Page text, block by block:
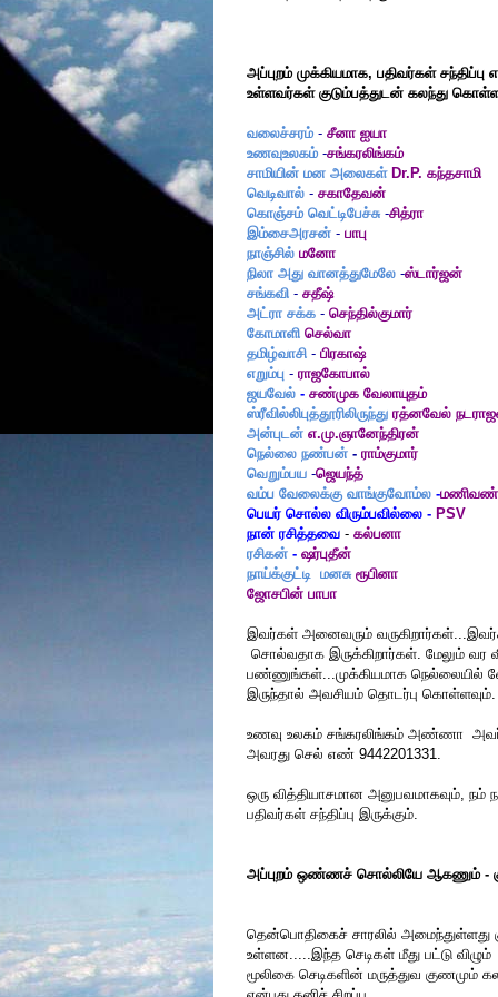
அப்புறம் முக்கியமாக, பதிவர்கள்
உள்ளவர்கள் குடும்பத்துடன் கலந்து
வலைச்சரம் - சீனா ஐயா
உணவுஉலகம் -சங்கரலிங்கம்
சாமியின் மன அலைகள்Dr.P. கந்தசாமி
வெடிவால் - சகாதேவன்
கொஞ்சம் வெட்டிபேச்சு -சித்ரா
இம்சைஅரசன் - பாபு
நாஞ்சில் மனோ
நிலா அது வானத்துமேலே -ஸ்டார்ஜன்
சங்கவி - சதீஷ்
அட்ரா சக்க - செந்தில்குமார்
கோமாளி செல்வா
தமிழ்வாசி - பிரகாஷ்
எறும்பு - ராஜகோபால்
ஜயவேல் - சண்முக வேலாயுதம்
ஸ்ரீவில்லிபுத்தூரிலிருந்து ரத்னவேல்
அன்புடன் எ.மு.ஞானேந்திரன்
நெல்லை நண்பன் - ராம்குமார்
வெறும்பய -ஜெயந்த்
வம்ப வேலைக்கு வாங்குவோம்ல -
பெயர் சொல்ல விரும்பவில்லை - PSV
நான் ரசித்தவை - கல்பனா
ரசிகன் - ஷர்புதீன்
நாய்க்குட்டி மனசு ரூபினா
ஜோசபின் பாபா
இவர்கள் அனைவரும்
சொல்வதாக இருக்கிறார்கள். மேலும் வர
பண்ணுங்கள்...முக்கியமாக நெல்லையில்
இருந்தால் அவசியம் தொடர்பு கொள்ளவும்.
உணவு உலகம் சங்கரலிங்கம் அண்ணா
அவரது செல் எண் 9442201331.
ஒரு வித்தியாசமான அனுபவமாகவும்,
பதிவர்கள் சந்திப்பு இருக்கும்.
அப்புறம் ஒண்ணச் சொல்லியே ஆகணும் -
தென்பொதிகைச் சாரலில் அமைந்துள்ளது
உள்ளன.....இந்த செடிகள் மீது பட்டு
மூலிகை செடிகளின் மருத்துவ குணமும்